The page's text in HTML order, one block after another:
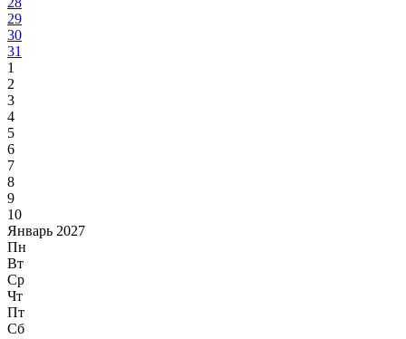
29
30
31
1
2
3
4
5
6
7
8
9
10
Январь 2027
Пн
Вт
Ср
Чт
Пт
Сб